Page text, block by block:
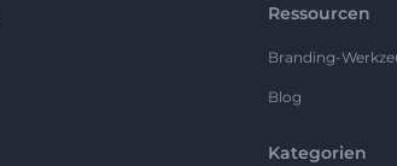
Ressourcen
Branding-
Blog
Kategorien